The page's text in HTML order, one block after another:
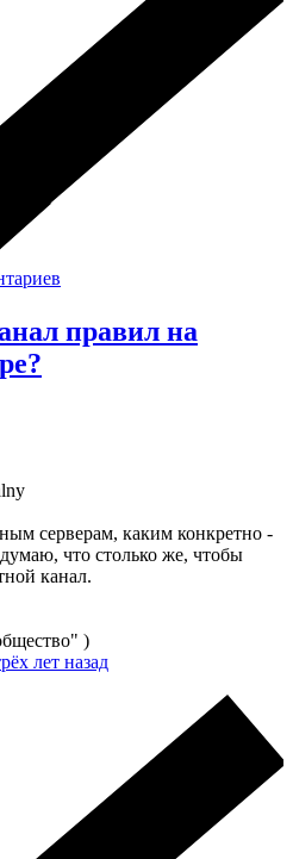
правил на
серверам, каким конкретно -
что столько же, чтобы
канал.
)
лет назад